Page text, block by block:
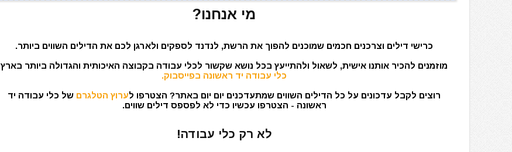
מי אנחנו?
כרישי דילים וצרכנים חכמים שמוכנים להפוך את הרשת, לנדנד לספקים ולארגן לכם את הדילים השווים ביותר.
מוזמנים להכיר אותנו אישית, לשאול ולהתייעץ בכל נושא שקשור לכלי עבודה בקבוצה האיכותית והגדולה ביותר בארץ
כלי עבודה יד ראשונה בפייסבוק.
רוצים לקבל עדכונים על כל הדילים השווים שמתעדכנים יום יום באתר? הצטרפו לערוץ הטלגרם של כלי עבודה יד
ראשונה - הצטרפו עכשיו כדי לא לפספס דילים שווים.
לא רק כלי עבודה!